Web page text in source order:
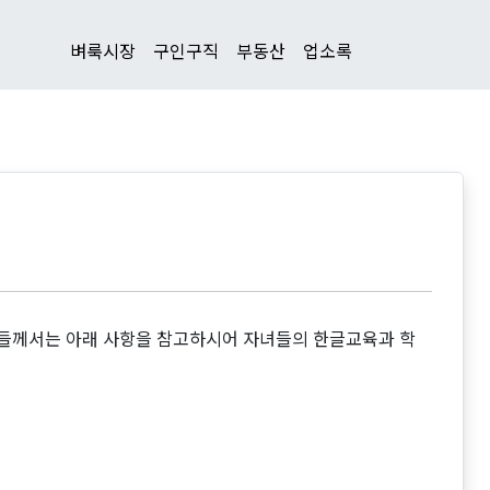
벼룩시장 구인구직 부동산 업소록
서는 아래 사항을 참고하시어 자녀들의 한글교육과 학